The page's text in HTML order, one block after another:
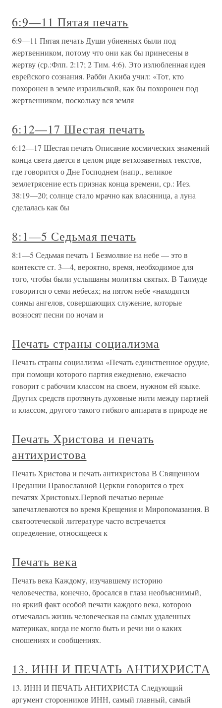
6:9—11 Пятая печать
6:9—11 Пятая печать Души убиенных были под
жертвенником, потому что они как бы принесены в
жертву (ср.:Флп. 2:17; 2 Тим. 4:6). Это излюбленная идея
еврейского сознания. Рабби Акиба учил: «Тот, кто
похоронен в земле израильской, как бы похоронен под
жертвенником, поскольку вся земля
6:12—17 Шестая печать
6:12—17 Шестая печать Описание космических знамений
конца света дается в целом ряде ветхозаветных текстов,
где говорится о Дне Господнем (напр., великое
землетрясение есть признак конца времени, ср.: Иез.
38:19—20; солнце стало мрачно как власяница, а луна
сделалась как бы
8:1—5 Седьмая печать
8:1—5 Седьмая печать 1 Безмолвие на небе — это в
контексте ст. 3—4, вероятно, время, необходимое для
того, чтобы были услышаны молитвы святых. В Талмуде
говорится о семи небесах; на пятом небе «находятся
сонмы ангелов, совершающих служение, которые
возносят песни по ночам и
Печать страны социализма
Печать страны социализма «Печать единственное орудие,
при помощи которого партия ежедневно, ежечасно
говорит с рабочим классом на своем, нужном ей языке.
Других средств протянуть духовные нити между партией
и классом, другого такого гибкого аппарата в природе не
Печать Христова и печать
антихристова
Печать Христова и печать антихристова В Священном
Предании Православной Церкви говорится о трех
печатях Христовых.Первой печатью верные
запечатлеваются во время Крещения и Миропомазания. В
святоотеческой литературе часто встречается
определение, относящееся к
Печать века
Печать века Каждому, изучавшему историю
человечества, конечно, бросался в глаза необъяснимый,
но яркий факт особой печати каждого века, которою
отмечалась жизнь человеческая на самых удаленных
материках, когда не могло быть и речи ни о каких
сношениях и сообщениях.
13. ИНН И ПЕЧАТЬ АНТИХРИСТА
13. ИНН И ПЕЧАТЬ АНТИХРИСТА Следующий
аргумент сторонников ИНН, самый главный, самый